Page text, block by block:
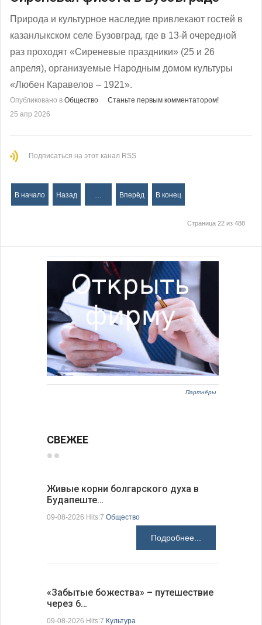
Природа и культурное наследие привлекают гостей в
казанлыкском селе Бузовград, где в 13-й очередной
раз проходят «Сиреневые праздники» (25 и 26
апреля), организуемые Народным домом культуры
«Любен Каравелов – 1921».
Опубликовано в Общество
Станьте первым комментатором!
25 апр 2026
Подписаться на этот канал RSS
В начало Назад … Вперёд В конец
Страница 22 из 488
Партнёры
СВЕЖЕЕ
Живые корни болгарского духа в
Будапеште…
09-08-2026 Hits:7 Общество
Подробнее...
«Забытые божества» – путешествие
через 6…
09-08-2026 Hits:7 Культура